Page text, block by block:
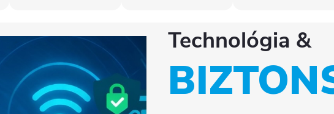
Technológia &